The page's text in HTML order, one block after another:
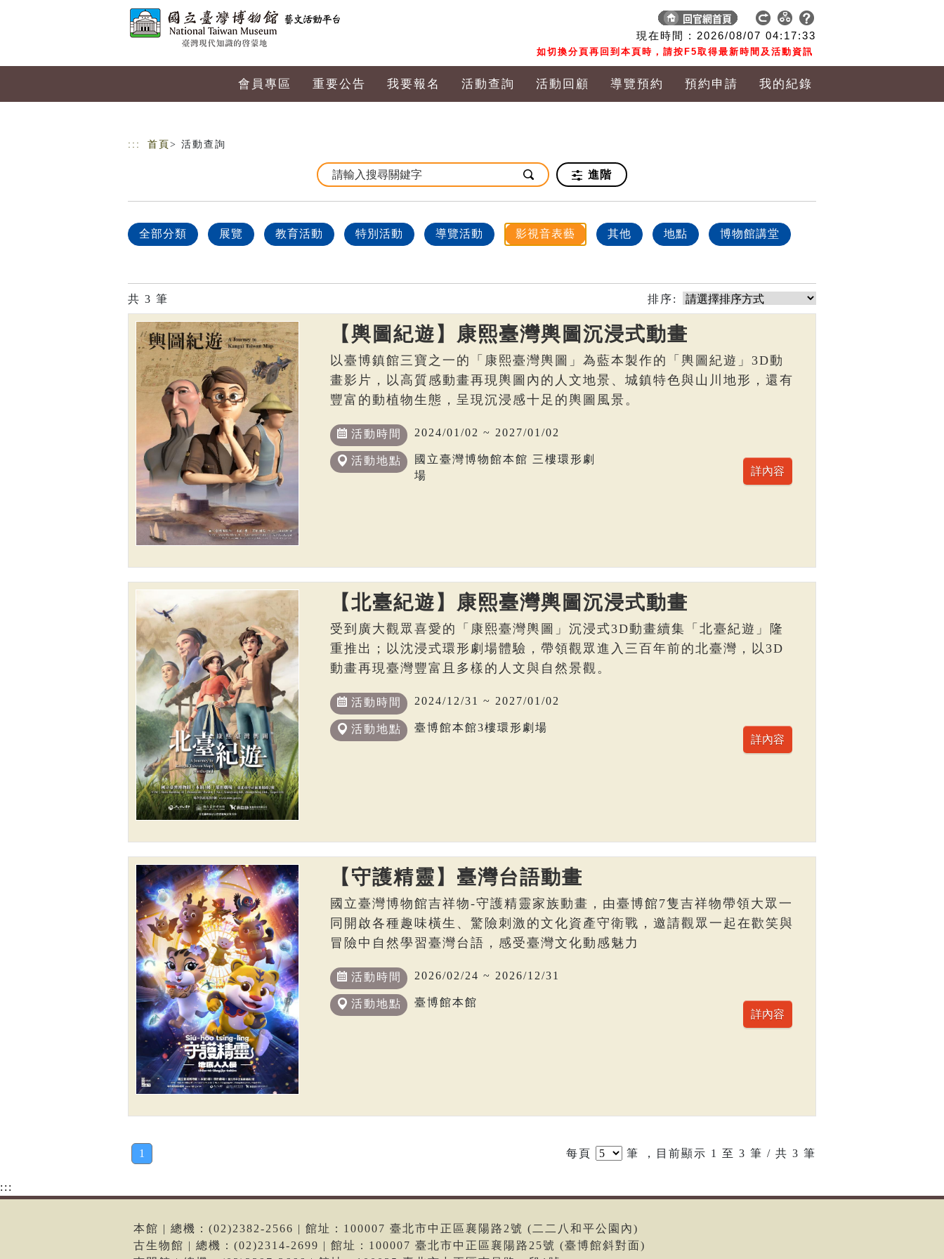
現在時間 : 2026/08/07 04:17:34
如切換分頁再回到本頁時，請按F5取得最新時間及活動資訊
會員專區 重要公告 我要報名 活動查詢 活動回顧 導覽預約 預約申請 我的紀錄
::: 首頁 > 活動查詢
進階
全部分類 展覽 教育活動 特別活動 導覽活動 影視音表藝 其他 地點 博物館講堂
共 3 筆 排序:
【輿圖紀遊】康熙臺灣輿圖沉浸式動畫
以臺博鎮館三寶之一的「康熙臺灣輿圖」為藍本製作的「輿圖紀遊」3D動
畫影片，以高質感動畫再現輿圖內的人文地景、城鎮特色與山川地形，還有
豐富的動植物生態，呈現沉浸感十足的輿圖風景。
活動時間 2024/01/02 ~ 2027/01/02
活動地點
國立臺灣博物館本館 三樓環形劇
場
【北臺紀遊】康熙臺灣輿圖沉浸式動畫
受到廣大觀眾喜愛的「康熙臺灣輿圖」沉浸式3D動畫續集「北臺紀遊」隆
重推出；以沈浸式環形劇場體驗，帶領觀眾進入三百年前的北臺灣，以3D
動畫再現臺灣豐富且多樣的人文與自然景觀。
活動時間 2024/12/31 ~ 2027/01/02
活動地點 臺博館本館3樓環形劇場
【守護精靈】臺灣台語動畫
國立臺灣博物館吉祥物-守護精靈家族動畫，由臺博館7隻吉祥物帶領大眾一
同開啟各種趣味橫生、驚險刺激的文化資產守衛戰，邀請觀眾一起在歡笑與
冒險中自然學習臺灣台語，感受臺灣文化動感魅力
活動時間 2026/02/24 ~ 2026/12/31
活動地點 臺博館本館
1 每頁 筆 ，目前顯示 1 至 3 筆 / 共 3 筆
:::
本館 | 總機：(02)2382-2566 | 館址：100007 臺北市中正區襄陽路2號 (二二八和平公園內)
古生物館 | 總機：(02)2314-2699 | 館址：100007 臺北市中正區襄陽路25號 (臺博館斜對面)